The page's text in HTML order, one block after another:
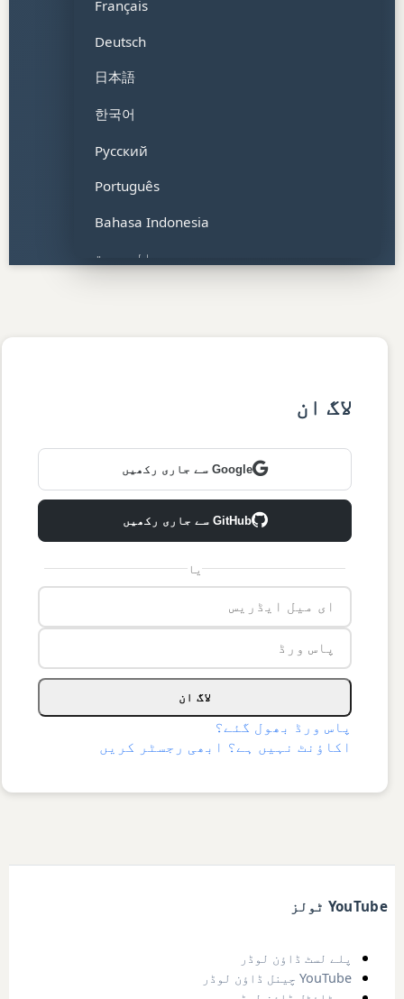
Français
Deutsch
日本語
한국어
Русский
Português
Bahasa Indonesia
العربية
Filipino
Polski
Italiano
اردو
لاگ ان
Google سے جاری رکھیں
GitHub سے جاری رکھیں
یا
لاگ ان
پاس ورڈ بھول گئے؟
اکاؤنٹ نہیں ہے؟ ابھی رجسٹر کریں
YouTube ٹولز
پلے لسٹ ڈاؤن لوڈر
YouTube چینل ڈاؤن لوڈر